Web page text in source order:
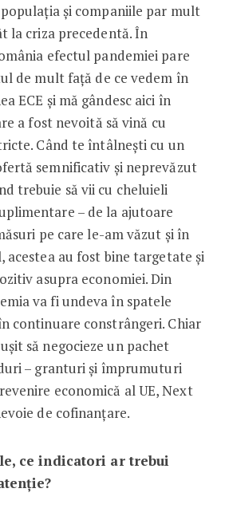
și companiile par mult
la criza precedentă. În
efectul pandemiei pare
de mult față de ce vedem în
ECE și mă gândesc aici în
a fost nevoită să vină cu
Când te întâlnești cu un
semnificativ și neprevăzut
trebuie să vii cu cheluieli
– de la ajutoare
pe care le-am văzut și în
acestea au fost bine targetate și
asupra economiei. Din
va fi undeva în spatele
continuare constrângeri. Chiar
să negocieze un pachet
– granturi și împrumuturi
economică al UE, Next
de cofinanțare.
ce indicatori ar trebui